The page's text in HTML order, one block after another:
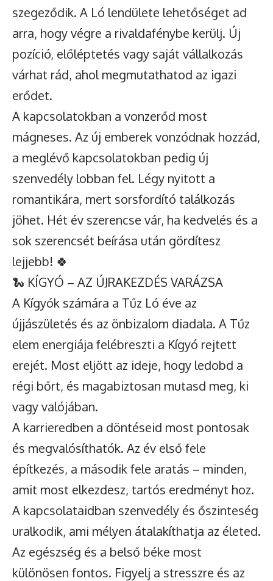
szegeződik. A Ló lendülete lehetőséget ad
arra, hogy végre a rivaldafénybe kerülj. Új
pozíció, előléptetés vagy saját vállalkozás
várhat rád, ahol megmutathatod az igazi
erődet.
A kapcsolatokban a vonzerőd most
mágneses. Az új emberek vonzódnak hozzád,
a meglévő kapcsolatokban pedig új
szenvedély lobban fel. Légy nyitott a
romantikára, mert sorsfordító találkozás
jöhet. Hét év szerencse vár, ha kedvelés és a
sok szerencsét beírása után gördítesz
lejjebb! 🍀
🐍 KÍGYÓ – AZ ÚJRAKEZDÉS VARÁZSA
A Kígyók számára a Tűz Ló éve az
újjászületés és az önbizalom diadala. A Tűz
elem energiája felébreszti a Kígyó rejtett
erejét. Most eljött az ideje, hogy ledobd a
régi bőrt, és magabiztosan mutasd meg, ki
vagy valójában.
A karrieredben a döntéseid most pontosak
és megvalósíthatók. Az év első fele
építkezés, a második fele aratás – minden,
amit most elkezdesz, tartós eredményt hoz.
A kapcsolataidban szenvedély és őszinteség
uralkodik, ami mélyen átalakíthatja az életed.
Az egészség és a belső béke most
különösen fontos. Figyelj a stresszre és az